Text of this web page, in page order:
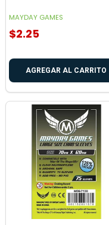
MAYDAY GAMES
$2.25
AGREGAR AL CARRITO